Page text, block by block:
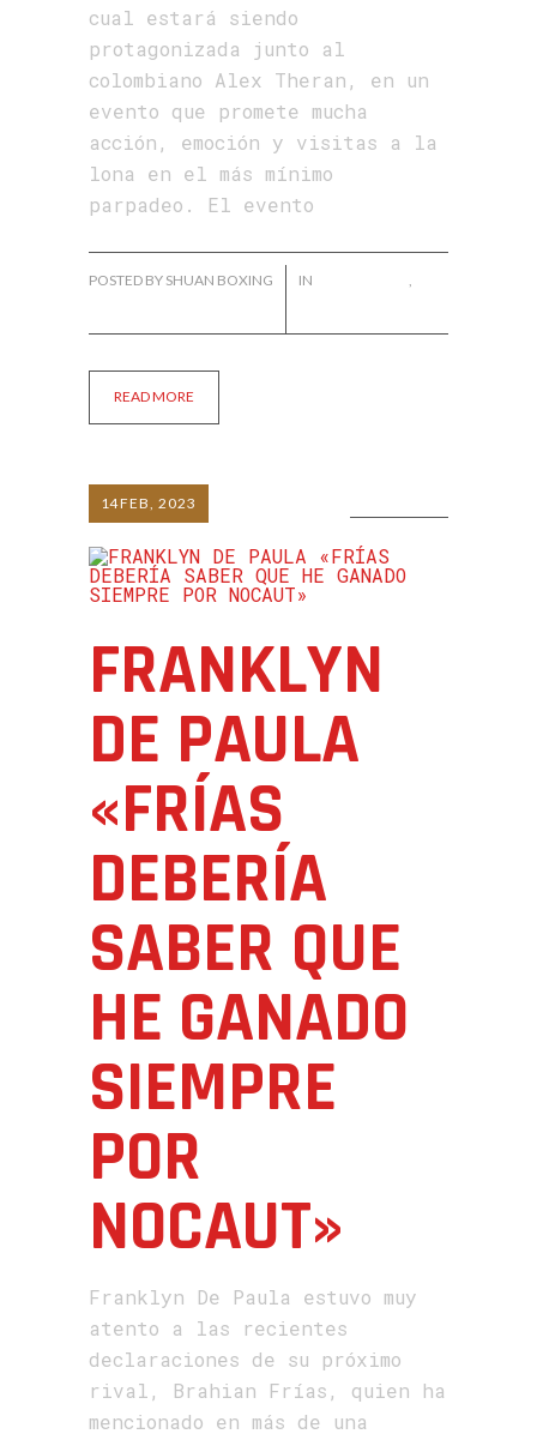
cual estará siendo
protagonizada junto al
colombiano Alex Theran, en un
evento que promete mucha
acción, emoción y visitas a la
lona en el más mínimo
parpadeo. El evento
READ MORE
POSTED BY SHUAN BOXING IN
,
14FEB, 2023
FRANKLYN
DE PAULA
«FRÍAS
DEBERÍA
SABER QUE
HE GANADO
SIEMPRE
POR
NOCAUT»
Franklyn De Paula estuvo muy
atento a las recientes
declaraciones de su próximo
rival, Brahian Frías, quien ha
mencionado en más de una